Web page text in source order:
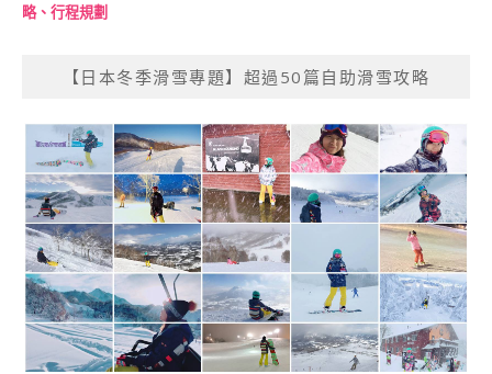
略、行程規劃
【日本冬季滑雪專題】超過50篇自助滑雪攻略